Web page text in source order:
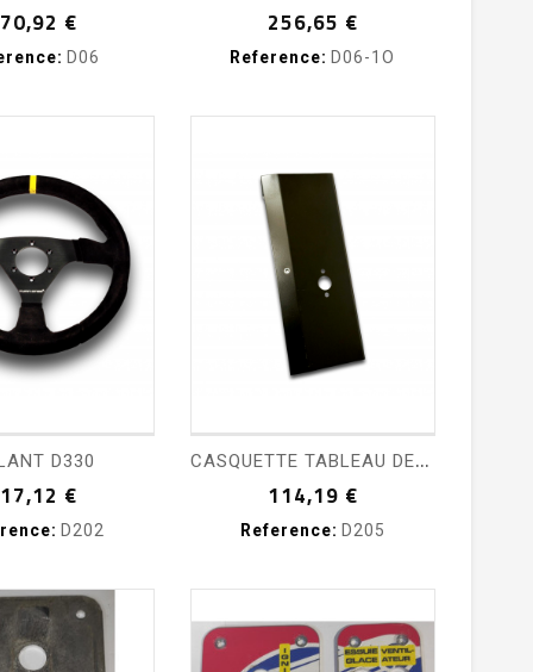
€
D06
256,65 €Prix
Reference: D06-1O
D330
€
D202
C
ASQUETTE TABLEAU DE BORD
114,19 €Prix
Reference: D205